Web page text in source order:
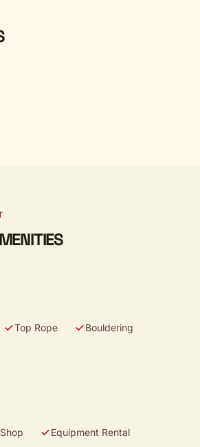
Top Rope
Bouldering
Shop
Equipment Rental